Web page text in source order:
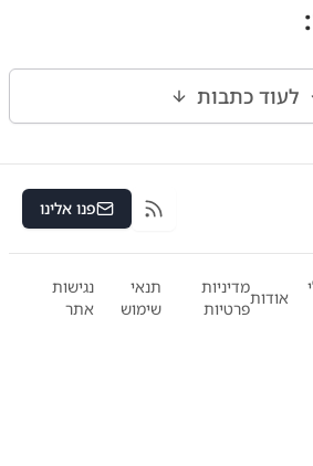
:
לעוד כתבות
RSS פנו אלינו
אודות
מדיניות
פרטיות
תנאי
שימוש
נגישות
אתר